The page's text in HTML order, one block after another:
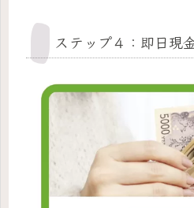
ステップ４：即日現